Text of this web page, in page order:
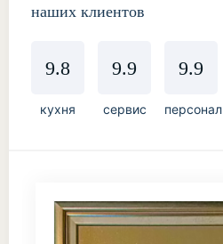
наших клиентов
9.8
кухня
9.9
сервис
9.9
персонал